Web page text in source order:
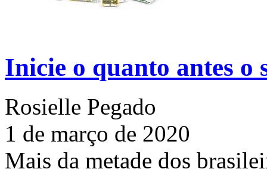
Inicie o quanto antes o
Rosielle Pegado
1 de março de 2020
Mais da metade dos